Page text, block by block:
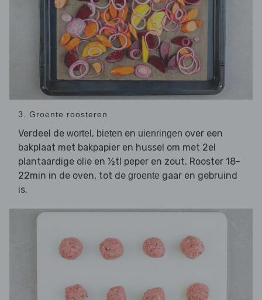
3. Groente roosteren
Verdeel de wortel , bieten en uienringen over een
bakplaat met bakpapier en hussel om met 2el
plantaardige olie en ½tl peper en zout. Rooster 18-
22min in de oven, tot de groente gaar en gebruind
is.